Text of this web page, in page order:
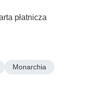
płatnicza
Monarchia